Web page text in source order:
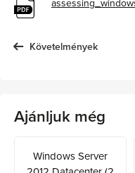
Követelmények
Ajánljuk még
Windows Server